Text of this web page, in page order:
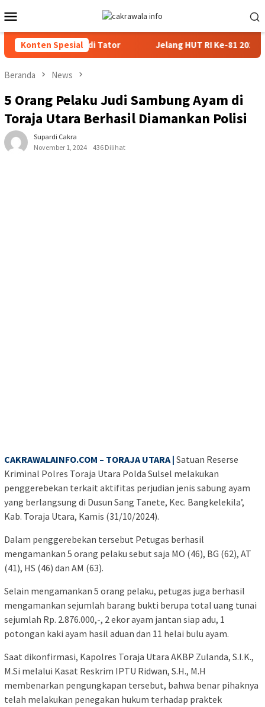
ke
kontenMobile
Konten Spesial
BBM Subsidi di Tator Jelang HUT RI Ke-81 2026,
Beranda News
5 Orang Pelaku Judi Sambung Ayam di
Toraja Utara Berhasil Diamankan Polisi
Supardi Cakra
November 1, 2024
436 Dilihat
CAKRAWALAINFO.COM – TORAJA UTARA | Satuan Reserse
Kriminal Polres Toraja Utara Polda Sulsel melakukan
penggerebekan terkait aktifitas perjudian jenis sabung ayam
yang berlangsung di Dusun Sang Tanete, Kec. Bangkelekila’,
Kab. Toraja Utara, Kamis (31/10/2024).
Dalam penggerebekan tersebut Petugas berhasil
mengamankan 5 orang pelaku sebut saja MO (46), BG (62), AT
(41), HS (46) dan AM (63).
Selain mengamankan 5 orang pelaku, petugas juga berhasil
mengamankan sejumlah barang bukti berupa total uang tunai
sejumlah Rp. 2.876.000,-, 2 ekor ayam jantan siap adu, 1
potongan kaki ayam hasil aduan dan 11 helai bulu ayam.
Saat dikonfirmasi, Kapolres Toraja Utara AKBP Zulanda, S.I.K.,
M.Si melalui Kasat Reskrim IPTU Ridwan, S.H., M.H
membenarkan pengungkapan tersebut, bahwa benar pihaknya
telah melakukan penegakan hukum terhadap praktek